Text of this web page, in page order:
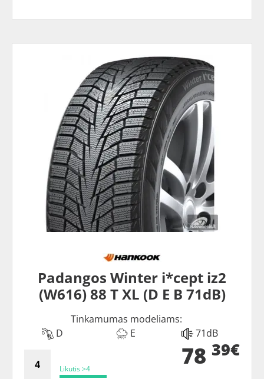
Padangos Winter i*cept iz2
(W616) 88 T XL (D E B 71dB)
Tinkamumas modeliams:
D
E 71dB
Likutis >4 78 39€